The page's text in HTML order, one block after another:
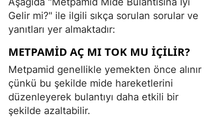
Gelir mi?" ile ilgili sıkça sorulan sorular ve
yanıtları yer almaktadır:
METPAMID AÇ MI TOK MU IÇILIR?
Metpamid genellikle yemekten önce alınır
çünkü bu şekilde mide hareketlerini
düzenleyerek bulantıyı daha etkili bir
şekilde azaltabilir.